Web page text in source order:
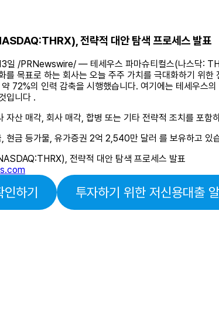
전략적 대안 탐색 프로세스 발표
일 /PRNewswire/ — 테세우스 파마슈티컬스(나스닥:
를 목표로 하는 회사는 오늘 주주 가치를 극대화하기 위
약 72%의 인력 감축을 시행했습니다. 여기에는 테세우
입니다 .
자산 매각, 회사 매각, 합병 또는 기타 전략적 조치를 포
금 등가물, 유가증권 2억 2,540만 달러 를 보유하고 있
하기 투자하기 위한 저신용대출 알